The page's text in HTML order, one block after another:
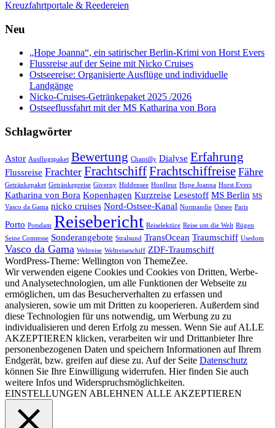
Kreuzfahrtportale & Reedereien
Neu
„Hope Joanna“, ein satirischer Berlin-Krimi von Horst Evers
Flussreise auf der Seine mit Nicko Cruises
Ostseereise: Organisierte Ausflüge und individuelle
Landgänge
Nicko-Cruises-Getränkepaket 2025 /2026
Ostseeflussfahrt mit der MS Katharina von Bora
Schlagwörter
Astor Ausflugspaket Bewertung Chantilly Dialyse Erfahrung
Flussreise Frachter FrachtschiffFrachtschiffreise Fähre
Getränkepaket Getränkepreise Giverny Hiddensee Honfleur Hope Joanna Horst Evers
Katharina von Bora Kopenhagen Kurzreise Lesestoff MS Berlin MS
Vasco da Gama nicko cruises Nord-Ostsee-Kanal Normandie Ostsee Paris
Porto Potsdam Reisebericht Reiselektüre Reise um die Welt Rügen
Seine Comtesse Sonderangebote Stralsund TransOcean Traumschiff Usedom
Vasco da Gama Weltreise Weltreiseschiff ZDF-Traumschiff
WordPress-Theme: Wellington von ThemeZee.
Wir verwenden eigene Cookies und Cookies von Dritten, Werbe-
und Analysetechnologien, um alle Funktionen der Webseite zu
ermöglichen, um das Besucherverhalten zu erfassen und
analysieren, sowie um mit Dritten zu kooperieren. Außerdem sind
diese Technologien für uns notwendig, um Werbung zu zu
individualisieren und deren Erfolg zu messen. Wenn Sie auf ALLE
AKZEPTIEREN klicken, verarbeiten wir und Drittanbieter Ihre
personenbezogenen Daten und speichern Informationen auf Ihrem
Endgerät, bzw. greifen auf diese zu. Auf der Seite Datenschutz
können Sie Ihre Einwilligung widerrufen. Hier finden Sie auch
weitere Infos und Widerspruchsmöglichkeiten.
EINSTELLUNGEN ABLEHNEN ALLE AKZEPTIEREN